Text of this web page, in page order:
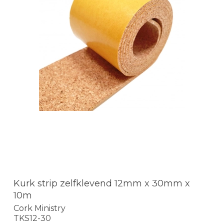
Kurk strip zelfklevend 12mm x 30mm x
10m
Cork Ministry
TKS12-30